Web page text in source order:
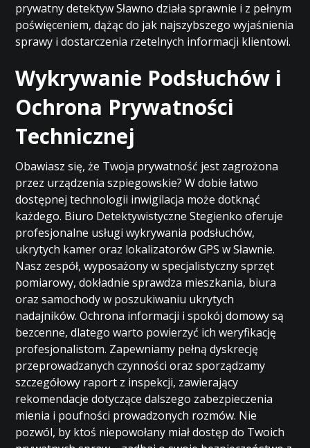
prywatny detektyw Sławno działa sprawnie i z pełnym
poświęceniem, dążąc do jak najszybszego wyjaśnienia
sprawy i dostarczenia rzetelnych informacji klientowi.
Wykrywanie Podsłuchów i
Ochrona Prywatności
Technicznej
Obawiasz się, że Twoja prywatność jest zagrożona
przez urządzenia szpiegowskie? W dobie łatwo
dostępnej technologii inwigilacja może dotknąć
każdego. Biuro Detektywistyczne Stegienko oferuje
profesjonalne usługi wykrywania podsłuchów,
ukrytych kamer oraz lokalizatorów GPS w Sławnie.
Nasz zespół, wyposażony w specjalistyczny sprzęt
pomiarowy, dokładnie sprawdza mieszkania, biura
oraz samochody w poszukiwaniu ukrytych
nadajników. Ochrona informacji i spokój domowy są
bezcenne, dlatego warto powierzyć ich weryfikację
profesjonalistom. Zapewniamy pełną dyskrecję
przeprowadzanych czynności oraz sporządzamy
szczegółowy raport z inspekcji, zawierający
rekomendacje dotyczące dalszego zabezpieczenia
mienia i poufności prowadzonych rozmów. Nie
pozwól, by ktoś niepowołany miał dostęp do Twoich